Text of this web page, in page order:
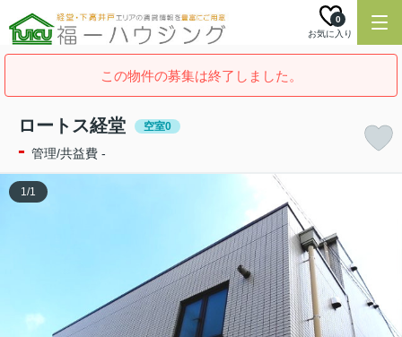
お気に入り
0
この物件の募集は終了しました。
ロートス経堂 空室0
- 管理/共益費 -
1/1